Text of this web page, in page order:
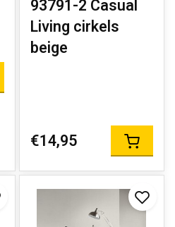
93791-2 Casual
Living cirkels
beige
€14,95